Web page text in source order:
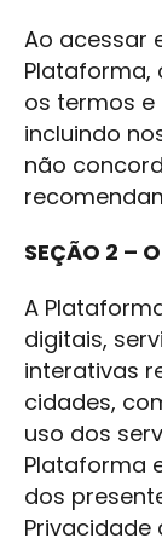
Ao acessar
Plataforma,
os termos
incluindo
não
SEÇÃO 2 –
A
digitais,
interativas
cidades,
uso dos
Plataforma
dos
Privacidade